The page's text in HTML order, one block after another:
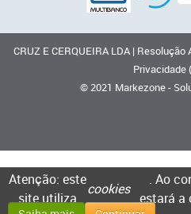
CRUZ E CERQUEIRA LDA | Resolução
Privacidade
© 2021 Markezone -
Atenção: este
site utiliza
cookies
. Ao
estará a